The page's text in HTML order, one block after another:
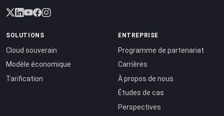
SOLUTIONS
Cloud souverain
Modèle économique
Tarification
ENTREPRISE
Programme de partenariat
Carrières
À propos de nous
Études de cas
Perspectives